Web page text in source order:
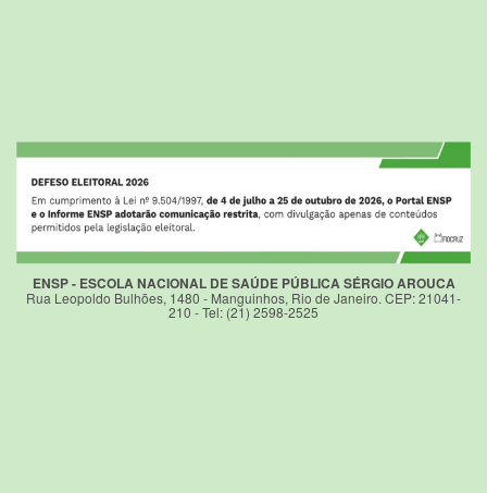
ENSP - ESCOLA NACIONAL DE SAÚDE PÚBLICA SÉRGIO AROUCA
Rua Leopoldo Bulhões, 1480 - Manguinhos, Rio de Janeiro. CEP: 21041-
210 - Tel: (21) 2598-2525